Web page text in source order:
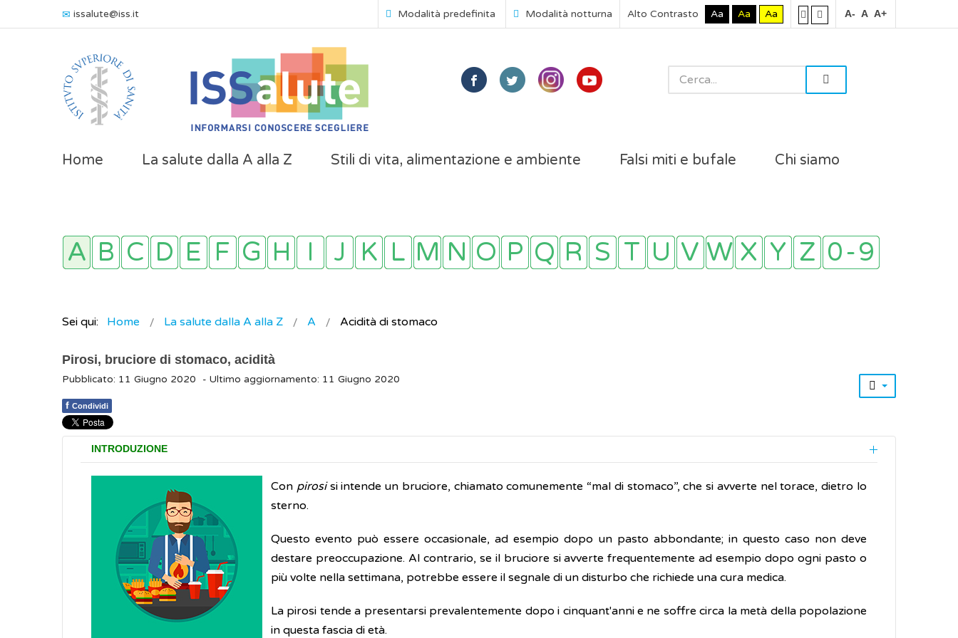
issalute@iss.it Modalità predefinita Modalità notturna Alto Contrasto Aa Aa Aa A- A A+
Home La salute dalla A alla Z Stili di vita, alimentazione e ambiente Falsi miti e bufale Chi siamo
Sei qui: Home La salute dalla A alla Z A Acidità di stomaco
Pirosi, bruciore di stomaco, acidità
Pubblicato: 11 Giugno 2020 - Ultimo aggiornamento: 11 Giugno 2020
f Condividi
INTRODUZIONE
Con pirosisi intende un bruciore, chiamato comunemente “mal di stomaco”, che si avverte nel torace, dietro lo
sterno.
Questo evento può essere occasionale, ad esempio dopo un pasto abbondante; in questo caso non deve
destare preoccupazione. Al contrario, se il bruciore si avverte frequentemente ad esempio dopo ogni pasto o
più volte nella settimana, potrebbe essere il segnale di un disturbo che richiede una cura medica.
La pirosi tende a presentarsi prevalentemente dopo i cinquant'anni e ne soffre circa la metà della popolazione
in questa fascia di età.